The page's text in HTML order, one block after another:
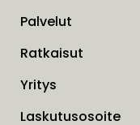
Palvelut
Ratkaisut
Yritys
Laskutusosoite